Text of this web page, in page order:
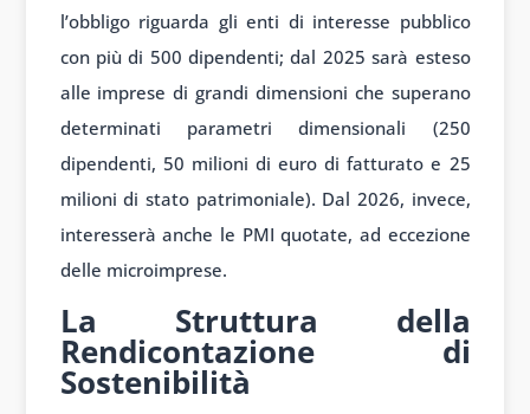
l’obbligo riguarda gli enti di interesse pubblico
con più di 500 dipendenti; dal 2025 sarà esteso
alle imprese di grandi dimensioni che superano
determinati parametri dimensionali (250
dipendenti, 50 milioni di euro di fatturato e 25
milioni di stato patrimoniale). Dal 2026, invece,
interesserà anche le PMI quotate, ad eccezione
delle microimprese.
La Struttura della
Rendicontazione di
Sostenibilità